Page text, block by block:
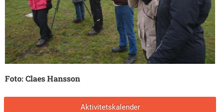
Foto: Claes Hansson
Aktivitetskalender